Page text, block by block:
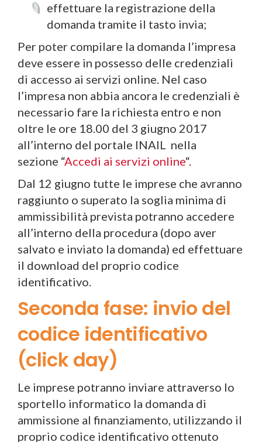
effettuare la registrazione della
domanda tramite il tasto invia;
Per poter compilare la domanda l’impresa
deve essere in possesso delle credenziali
di accesso ai servizi online. Nel caso
l’impresa non abbia ancora le credenziali è
necessario fare la richiesta entro e non
oltre le ore 18.00 del 3 giugno 2017
all’interno del portale INAIL nella
sezione “Accedi ai servizi online“.
Dal 12 giugno tutte le imprese che avranno
raggiunto o superato la soglia minima di
ammissibilità prevista potranno accedere
all’interno della procedura (dopo aver
salvato e inviato la domanda) ed effettuare
il download del proprio codice
identificativo.
Seconda fase: invio del
codice identificativo
(click day)
Le imprese potranno inviare attraverso lo
sportello informatico la domanda di
ammissione al finanziamento, utilizzando il
proprio codice identificativo ottenuto